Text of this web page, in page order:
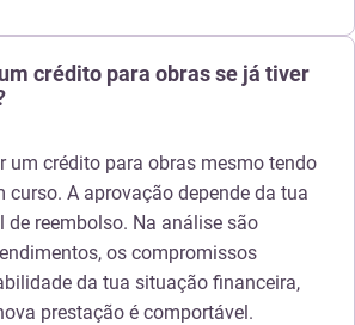
crédito para obras se já tiver
um crédito para obras mesmo tendo
curso. A aprovação depende da tua
de reembolso. Na análise são
os compromissos
da tua situação financeira,
prestação é comportável.